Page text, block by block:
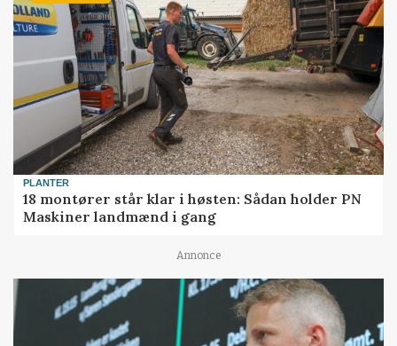
PLANTER
18 montører står klar i høsten: Sådan holder PN
Maskiner landmænd i gang
Annonce